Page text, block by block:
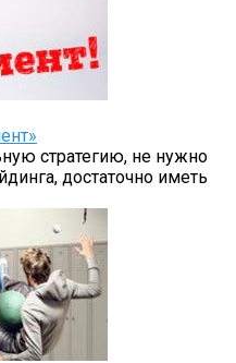
стратегию, не нужно
достаточно иметь